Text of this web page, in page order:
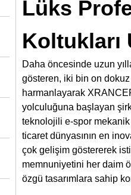
Lüks
Koltukları
Daha öncesinde uzun
gösteren, iki bin on
harmanlayarak
yolculuğuna başlayan
teknolojili e-spor mekanik
ticaret dünyasının en
çok gelişim göstererek
memnuniyetini her daim
özgü tasarımlara sahip